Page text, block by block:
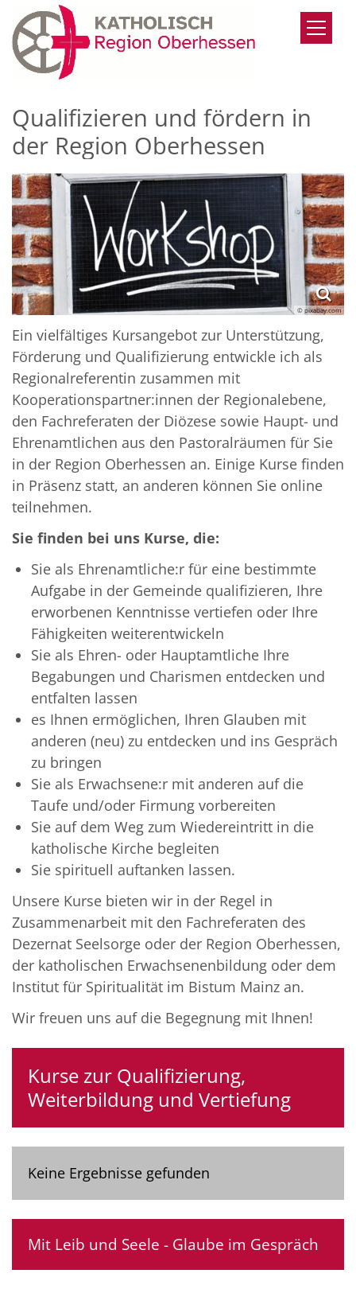
Zum Inhalt springen
Qualifizieren und fördern in
der Region Oberhessen
© pixabay.com
Ein vielfältiges Kursangebot zur Unterstützung,
Förderung und Qualifizierung entwickle ich als
Regionalreferentin zusammen mit
Kooperationspartner:innen der Regionalebene,
den Fachreferaten der Diözese sowie Haupt- und
Ehrenamtlichen aus den Pastoralräumen für Sie
in der Region Oberhessen an. Einige Kurse finden
in Präsenz statt, an anderen können Sie online
teilnehmen.
Sie finden bei uns Kurse, die:
Sie als Ehrenamtliche:r für eine bestimmte
Aufgabe in der Gemeinde qualifizieren, Ihre
erworbenen Kenntnisse vertiefen oder Ihre
Fähigkeiten weiterentwickeln
Sie als Ehren- oder Hauptamtliche Ihre
Begabungen und Charismen entdecken und
entfalten lassen
es Ihnen ermöglichen, Ihren Glauben mit
anderen (neu) zu entdecken und ins Gespräch
zu bringen
Sie als Erwachsene:r mit anderen auf die
Taufe und/oder Firmung vorbereiten
Sie auf dem Weg zum Wiedereintritt in die
katholische Kirche begleiten
Sie spirituell auftanken lassen.
Unsere Kurse bieten wir in der Regel in
Zusammenarbeit mit den Fachreferaten des
Dezernat Seelsorge oder der Region Oberhessen,
der katholischen Erwachsenenbildung oder dem
Institut für Spiritualität im Bistum Mainz an.
Wir freuen uns auf die Begegnung mit Ihnen!
Kurse zur Qualifizierung,
Weiterbildung und Vertiefung
Keine Ergebnisse gefunden
Mit Leib und Seele - Glaube im Gespräch